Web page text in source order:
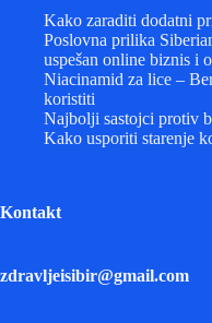
Kako zaraditi dodatni
Poslovna prilika
uspešan online biznis i
Niacinamid za lice –
koristiti
Najbolji sastojci protiv
Kako usporiti starenje
Kontakt
zdravljeisibir@gmail.com